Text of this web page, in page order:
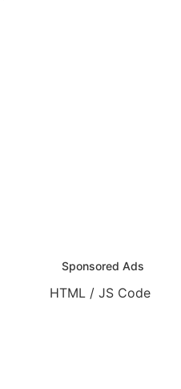
Sponsored Ads
HTML / JS Code